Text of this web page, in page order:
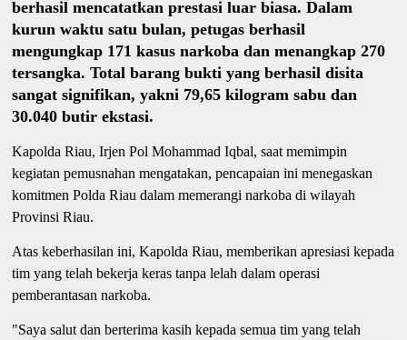
berhasil mencatatkan prestasi luar biasa. Dalam
kurun waktu satu bulan, petugas berhasil
mengungkap 171 kasus narkoba dan menangkap 270
tersangka. Total barang bukti yang berhasil disita
sangat signifikan, yakni 79,65 kilogram sabu dan
30.040 butir ekstasi.
Kapolda Riau, Irjen Pol Mohammad Iqbal, saat memimpin
kegiatan pemusnahan mengatakan, pencapaian ini menegaskan
komitmen Polda Riau dalam memerangi narkoba di wilayah
Provinsi Riau.
Atas keberhasilan ini, Kapolda Riau, memberikan apresiasi kepada
tim yang telah bekerja keras tanpa lelah dalam operasi
pemberantasan narkoba.
"Saya salut dan berterima kasih kepada semua tim yang telah